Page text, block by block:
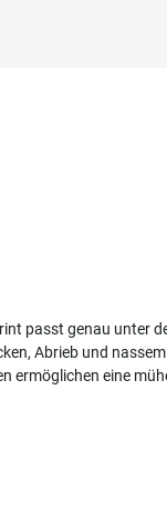
passt genau unter
Abrieb und
ermöglichen eine